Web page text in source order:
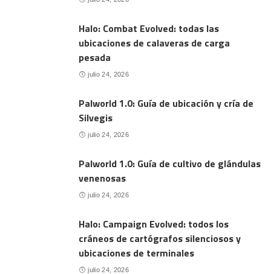
Halo: Combat Evolved: todas las
ubicaciones de calaveras de carga
pesada
julio 24, 2026
Palworld 1.0: Guía de ubicación y cría de
Silvegis
julio 24, 2026
Palworld 1.0: Guía de cultivo de glándulas
venenosas
julio 24, 2026
Halo: Campaign Evolved: todos los
cráneos de cartógrafos silenciosos y
ubicaciones de terminales
julio 24, 2026